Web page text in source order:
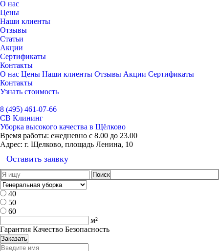
О нас
Цены
Наши клиенты
Отзывы
Статьи
Акции
Сертификаты
Контакты
О нас Цены Наши клиенты Отзывы Акции Сертификаты
Контакты
Узнать стоимость
8 (495) 461-07-66
СВ Клининг
Уборка высокого качества в Щёлково
Время работы: ежедневно с 8.00 до 23.00
Адрес: г. Щелково, площадь Ленина, 10
Оставить заявку
40
50
60
м²
Гарантия Качество Безопасность
Заказать